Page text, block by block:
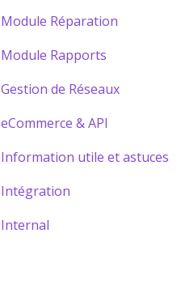
Module Réparation
Module Rapports
Gestion de Réseaux
eCommerce & API
Information utile et astuces
Intégration
Internal